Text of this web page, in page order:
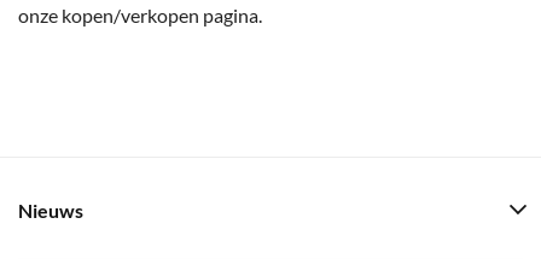
onze kopen/verkopen pagina.
Nieuws